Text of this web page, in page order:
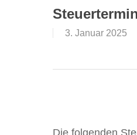
3. Januar 2025
Die folgenden